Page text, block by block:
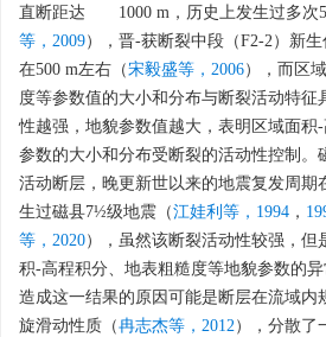
直断距达
1000 m，历史上发生过多次
等，2009），晋-获断裂中段（F2-2）新
在500 m左右（宋毅盛等，2006），而区
度等参数值的大小和分布与断裂活动特征
性越强，地貌参数值越大，表明区域面积
参数的大小和分布受断裂的活动性控制。
活动断层，晚更新世以来的地震复发周期
生过磁县7½级地震（江娃利等，1994 ，
等，2020），虽然该断裂活动性较强，但
积-高程积分、地表粗糙度等地貌参数的异
造成这一结果的原因可能是断层在流域内
旋滑动性质（冉志杰等，2012），分散了